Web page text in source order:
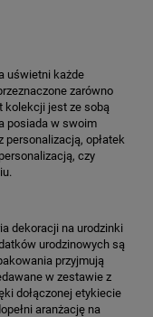
uświetni każde
zarówno
kolekcji jest ze sobą
posiada w swoim
personalizacją, opłatek
czy
dekoracji na urodzinki
urodzinowych są
przyjmują
w zestawie z
dołączonej etykiecie
aranżację na